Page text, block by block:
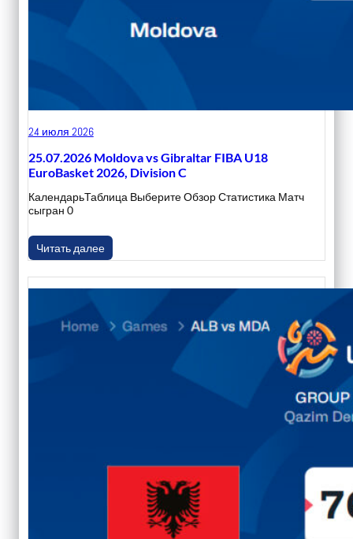
24 июля 2026
25.07.2026 Moldova vs Gibraltar FIBA U18
EuroBasket 2026, Division C
КалендарьТаблица Выберите Обзор Статистика Матч
сыгран 0
Читать далее